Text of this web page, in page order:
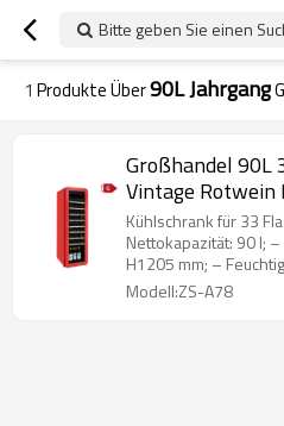
Bitte geben Sie einen
1 Produkte Über90L Jahrgang
Großhandel 90L
Vintage
Zuhause oder
Kühlschrank für 33
Nettokapazität: 90 l;
H1205 mm; –
Luftfeuchtigkeit
Modell:ZS-A78